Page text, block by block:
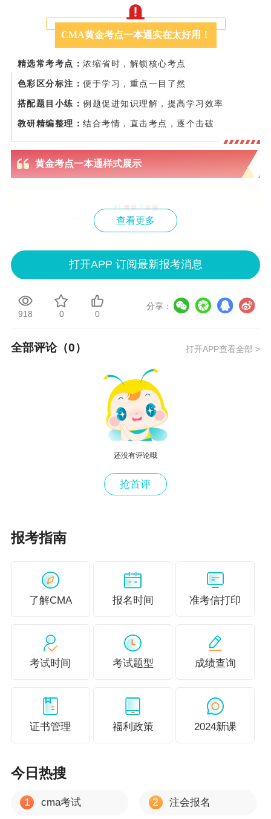
CMA黄金考点一本通实在太好用！
精选常考考点：浓缩省时，解锁核心考点
色彩区分标注：便于学习，重点一目了然
搭配题目小练：例题促进知识理解，提高学习效率
教研精编整理：结合考情，直击考点，逐个击破
黄金考点一本通样式展示
如何领取黄金考点一本通？
CMA7月模考入口已开启， 点击免费参加模考>
查看更多
打开APP 订阅最新报考消息
918 0 0
分享：
全部评论（0） 打开APP查看全部 >
还没有评论哦
抢首评
报考指南
了解CMA 报名时间 准考信打印
考试时间 考试题型 成绩查询
证书管理 福利政策 2024新课
今日热搜
1 cma考试 2 注会报名